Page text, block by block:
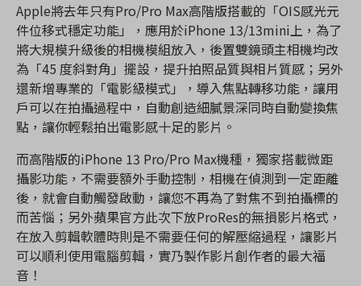
Apple將去年只有Pro/Pro Max高階版搭載的「OIS感光元
件位移式穩定功能」，應用於iPhone 13/13mini上，為了
將大規模升級後的相機模組放入，後置雙鏡頭主相機均改
為「45 度斜對角」擺設，提升拍照品質與相片質感；另外
還新增專業的「電影級模式」，導入焦點轉移功能，讓用
戶可以在拍攝過程中，自動創造細膩景深同時自動變換焦
點，讓你輕鬆拍出電影感十足的影片。
而高階版的iPhone 13 Pro/Pro Max機種，獨家搭載微距
攝影功能，不需要額外手動控制，相機在偵測到一定距離
後，就會自動觸發啟動，讓您不再為了對焦不到拍攝標的
而苦惱；另外蘋果官方此次下放ProRes的無損影片格式，
在放入剪輯軟體時則是不需要任何的解壓縮過程，讓影片
可以順利使用電腦剪輯，實乃製作影片創作者的最大福
音！